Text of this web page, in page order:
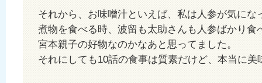
それから、お味噌汁といえば、私は人参が気にな
煮物を食べる時、波留も太助さんも人参ばかり
宮本親子の好物なのかなあと思ってました。
それにしても10話の食事は質素だけど、本当に美